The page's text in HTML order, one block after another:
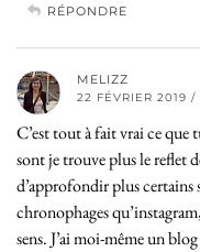
RÉPONDRE
MELIZZ
22 FÉVRIER 2019
C’est tout à fait vrai ce que
sont je trouve plus le reflet
d’approfondir plus certains
chronophages
sens. J’ai moi-même un